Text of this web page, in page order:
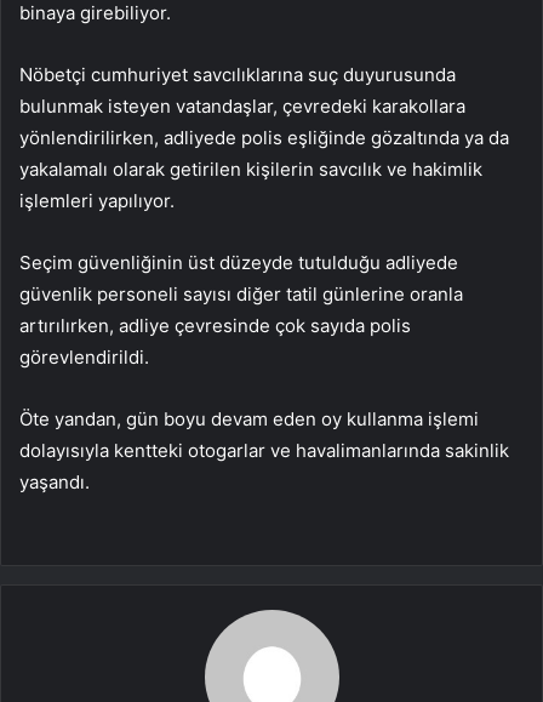
binaya girebiliyor.
Nöbetçi cumhuriyet savcılıklarına suç duyurusunda
bulunmak isteyen vatandaşlar, çevredeki karakollara
yönlendirilirken, adliyede polis eşliğinde gözaltında ya da
yakalamalı olarak getirilen kişilerin savcılık ve hakimlik
işlemleri yapılıyor.
Seçim güvenliğinin üst düzeyde tutulduğu adliyede
güvenlik personeli sayısı diğer tatil günlerine oranla
artırılırken, adliye çevresinde çok sayıda polis
görevlendirildi.
Öte yandan, gün boyu devam eden oy kullanma işlemi
dolayısıyla kentteki otogarlar ve havalimanlarında sakinlik
yaşandı.